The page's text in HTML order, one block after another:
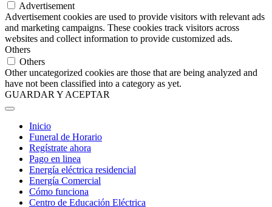
Advertisement
Advertisement cookies are used to provide visitors with relevant ads
and marketing campaigns. These cookies track visitors across
websites and collect information to provide customized ads.
Others
Others
Other uncategorized cookies are those that are being analyzed and
have not been classified into a category as yet.
GUARDAR Y ACEPTAR
Inicio
Funeral de Horario
Regístrate ahora
Pago en linea
Energía eléctrica residencial
Energía Comercial
Cómo funciona
Centro de Educación Eléctrica